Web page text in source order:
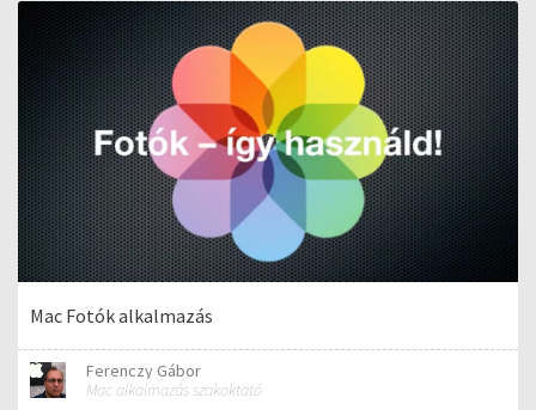
Mac Fotók alkalmazás
Ferenczy Gábor
Mac alkalmazás szakoktató